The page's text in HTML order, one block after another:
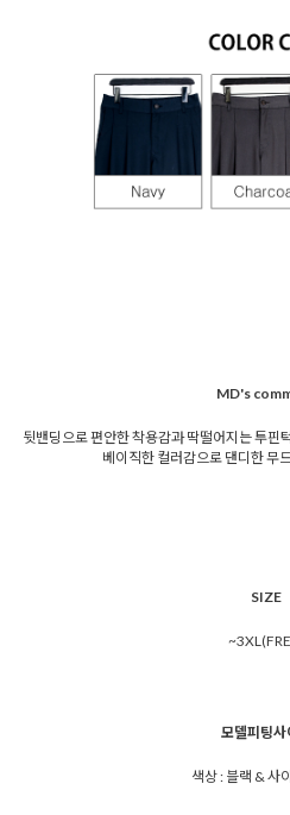
MD's
뒷밴딩으로 편안한 착용감과 딱떨어지는 투핀
베이직한 컬러감으로 댄디한 무
SIZE
모델피팅사
색상 : 블랙 & 사